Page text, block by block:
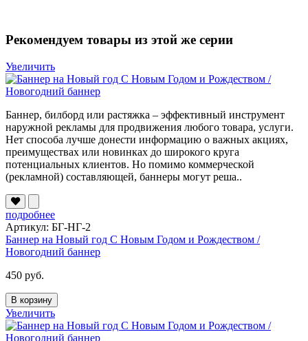
Рекомендуем товары из этой же серии
Увеличить
Баннер, билборд или растяжка – эффективный инструмент
наружной рекламы для продвижения любого товара, услуги.
Нет способа лучше донести информацию о важных акциях,
преимуществах или новинках до широкого круга
потенциальных клиентов. Но помимо коммерческой
(рекламной) составляющей, баннеры могут реша..
подробнее
Артикул: БГ-НГ-2
Баннер на Новый год С Новым Годом и Рождеством /
Новогодний баннер
450 руб.
В корзину
Увеличить